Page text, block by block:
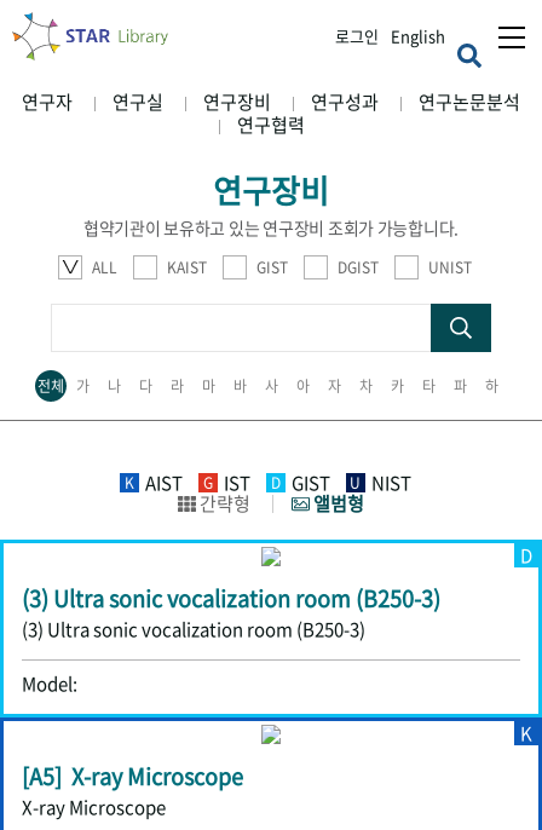
로그인 English
연구자 연구실 연구장비 연구성과
연구논문분석
연구협력
연구장비
협약기관이 보유하고 있는 연구장비 조회가 가능합니다.
ALL KAIST GIST DGIST UNIST
전체 가 나 다 라 마 바 사 아 자 차 카 타 파 하
K AIST G IST D GIST U NIST
간략형 앨범형
(3) Ultra sonic vocalization room (B250-3)
(3) Ultra sonic vocalization room (B250-3)
Model:
D
[A5] X-ray Microscope
X-ray Microscope
K